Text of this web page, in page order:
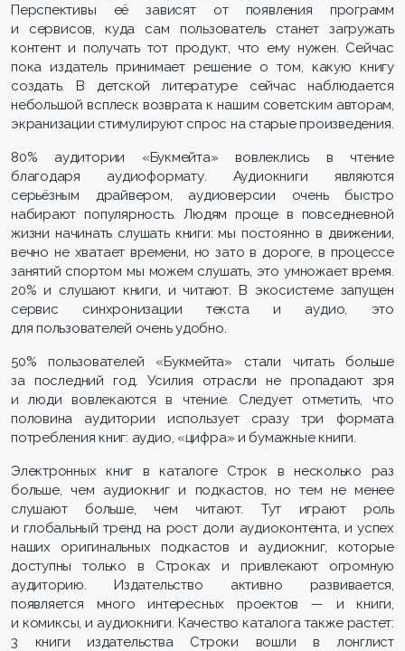
Перспективы её зависят от появления программ
и сервисов, куда сам пользователь станет загружать
контент и получать тот продукт, что ему нужен. Сейчас
пока издатель принимает решение о том, какую книгу
создать. В детской литературе сейчас наблюдается
небольшой всплеск возврата к нашим советским авторам,
экранизации стимулируют спрос на старые произведения.
80% аудитории «Букмейта» вовлеклись в чтение
благодаря аудиоформату. Аудиокниги являются
серьёзным драйвером, аудиоверсии очень быстро
набирают популярность. Людям проще в повседневной
жизни начинать слушать книги: мы постоянно в движении,
вечно не хватает времени, но зато в дороге, в процессе
занятий спортом мы можем слушать, это умножает время.
20% и слушают книги, и читают. В экосистеме запущен
сервис синхронизации текста и аудио, это
для пользователей очень удобно.
50% пользователей «Букмейта» стали читать больше
за последний год. Усилия отрасли не пропадают зря
и люди вовлекаются в чтение. Следует отметить, что
половина аудитории использует сразу три формата
потребления книг: аудио, «цифра» и бумажные книги.
Электронных книг в каталоге Строк в несколько раз
больше, чем аудиокниг и подкастов, но тем не менее
слушают больше, чем читают. Тут играют роль
и глобальный тренд на рост доли аудиоконтента, и успех
наших оригинальных подкастов и аудиокниг, которые
доступны только в Строках и привлекают огромную
аудиторию. Издательство активно развивается,
появляется много интересных проектов — и книги,
и комиксы, и аудиокниги. Качество каталога также растет:
3 книги издательства Строки вошли в лонглист